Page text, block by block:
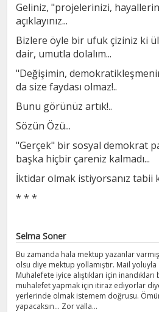
Geliniz, "projelerinizi,
açıklayınız...
Bizlere öyle bir ufuk çiziniz ki
dair, umutla dolalım...
"Değişimin,
da size faydası olmaz!..
Bunu görünüz artık!..
Sözün Özü...
"Gerçek" bir sosyal demokrat
başka hiçbir çareniz kalmadı...
İktidar olmak istiyorsanız tabii
* * *
Selma Soner
Bu zamanda hala mektup yazanlar
olsu diye mektup yollamıştır. Mail yoluyla
Muhalefete iyice alıştıkları için
muhalefet yapmak için itiraz ediyorlar
yerlerinde olmak istemem doğrusu.
yapacaksın... Zor valla...